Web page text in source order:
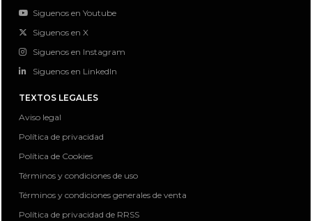
Siguenos en Youtube
Siguenos en X
Siguenos en Instagram
Siguenos en LinkedIn
TEXTOS LEGALES
Aviso legal
Política de privacidad
Política de Cookies
Términos y condiciones de uso
Términos y condiciones generales de venta
Política de privacidad de RRSS